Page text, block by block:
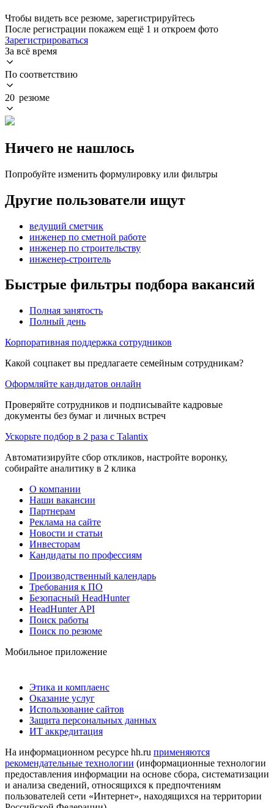
Чтобы видеть все резюме, зарегистрируйтесь
После регистрации покажем ещё 1 и откроем фото
Зарегистрироваться
За всё время
По соответствию
20 резюме
Ничего не нашлось
Попробуйте изменить формулировку или фильтры
Другие пользователи ищут
ведущий сметчик
инженер по сметной работе
инженер по строительству
инженер-строитель
Быстрые фильтры подбора вакансий
Полная занятость
Полный день
Корпоративная поддержка сотрудников
Какой соцпакет вы предлагаете семейным сотрудникам?
Оформляйте кандидатов онлайн
Проверяйте сотрудников и подписывайте кадровые
документы без бумаг и личных встреч
Ускорьте подбор в 2 раза с Talantix
Автоматизируйте сбор откликов, настройте воронку,
собирайте аналитику в 2 клика
О компании
Наши вакансии
Партнерам
Реклама на сайте
Новости и статьи
Инвесторам
Кандидаты по профессиям
Производственный календарь
Требования к ПО
Безопасный HeadHunter
HeadHunter API
Поиск работы
Поиск по резюме
Мобильное приложение
Этика и комплаенс
Оказание услуг
Использование сайтов
Защита персональных данных
ИТ аккредитация
На информационном ресурсе hh.ru применяются
рекомендательные технологии (информационные технологии
предоставления информации на основе сбора, систематизации
и анализа сведений, относящихся к предпочтениям
пользователей сети «Интернет», находящихся на территории